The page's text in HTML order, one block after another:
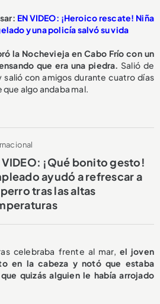
EN VIDEO: ¡Heroico rescate! Niña
y una policía salvó su vida
la Nochevieja en Cabo Frío con un
que era una piedra.Salió de
salió con amigos durante cuatro días
algo andaba mal.
VIDEO: ¡Qué bonito gesto!
ayudó a refrescar a
tras las altas
celebraba frente al mar, el joven
en la cabeza y notó que estaba
quizás alguien le había arrojado